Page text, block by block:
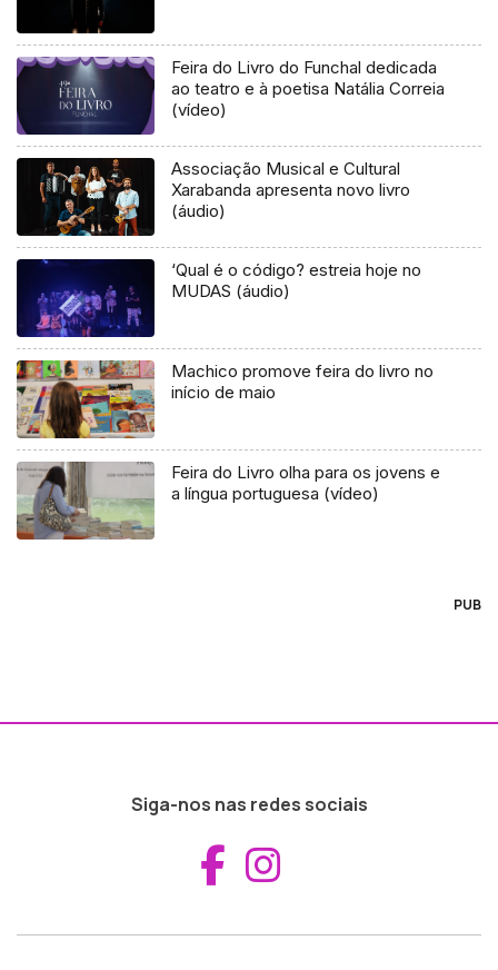
Feira do Livro do Funchal dedicada
ao teatro e à poetisa Natália Correia
(vídeo)
Associação Musical e Cultural
Xarabanda apresenta novo livro
(áudio)
‘Qual é o código? estreia hoje no
MUDAS (áudio)
Machico promove feira do livro no
início de maio
Feira do Livro olha para os jovens e
a língua portuguesa (vídeo)
PUB
Siga-nos nas redes sociais
Aceder ao